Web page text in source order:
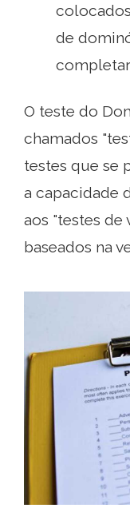
de
O teste do
chamados
testes que se
a capacidade
aos "testes de
baseados na